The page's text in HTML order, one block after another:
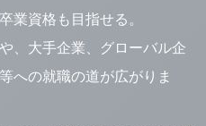
業資格も目指せる。
、大手企業、グローバル企
への就職の道が広がりま